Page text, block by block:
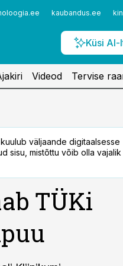
kaubandus.ee
Küsi AI-
Videod Tervise
väljaande digitaalsesse
sisu, mistõttu võib olla vajalik
TÜKi